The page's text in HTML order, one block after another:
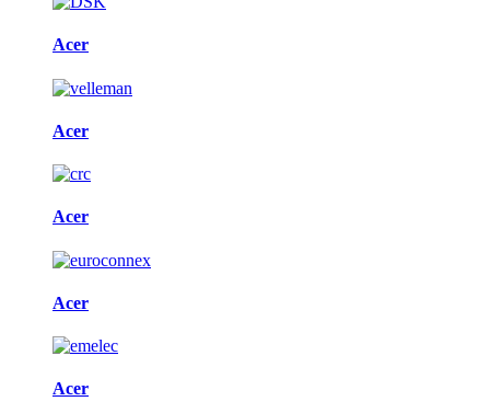
Acer
Acer
Acer
Acer
Acer